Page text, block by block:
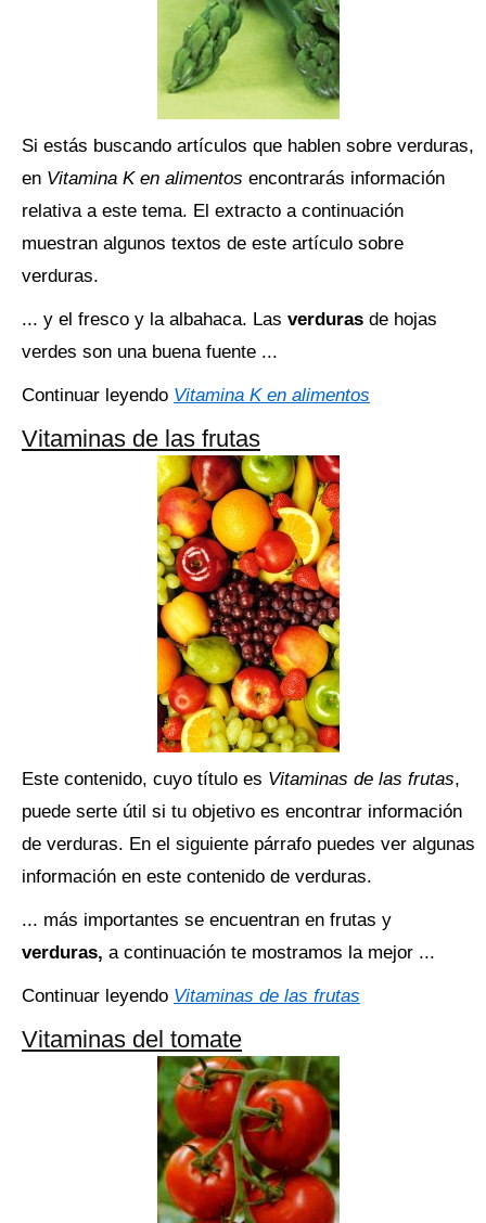
Si estás buscando artículos que hablen sobre verduras,
en Vitamina K en alimentos encontrarás información
relativa a este tema. El extracto a continuación
muestran algunos textos de este artículo sobre
verduras.
... y el fresco y la albahaca. Las verduras de hojas
verdes son una buena fuente ...
Continuar leyendo Vitamina K en alimentos
Vitaminas de las frutas
Este contenido, cuyo título es Vitaminas de las frutas,
puede serte útil si tu objetivo es encontrar información
de verduras. En el siguiente párrafo puedes ver algunas
información en este contenido de verduras.
... más importantes se encuentran en frutas y
verduras, a continuación te mostramos la mejor ...
Continuar leyendo Vitaminas de las frutas
Vitaminas del tomate